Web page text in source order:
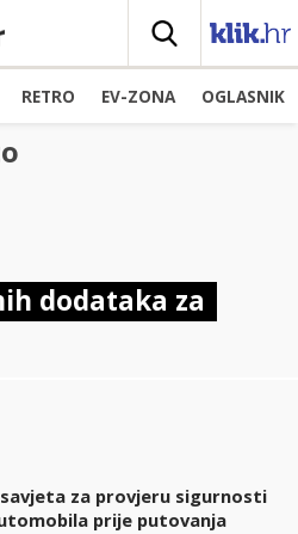
RETRO EV-ZONA OGLASNIK
dodataka za
za provjeru sigurnosti
prije putovanja